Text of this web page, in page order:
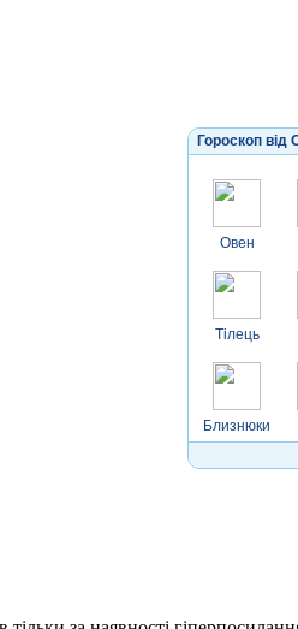
Гороскоп від
Овен
Тілець
Близнюки